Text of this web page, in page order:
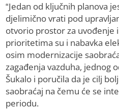
“Jedan od ključnih planova
djelimično vrati pod
otvorio prostor za uvođenje
prioritetima su i nabavka
osim modernizacije
zagađenja vazduha, jednog
Šukalo i poručila da je cilj
saobraćaj na čemu će se
periodu.